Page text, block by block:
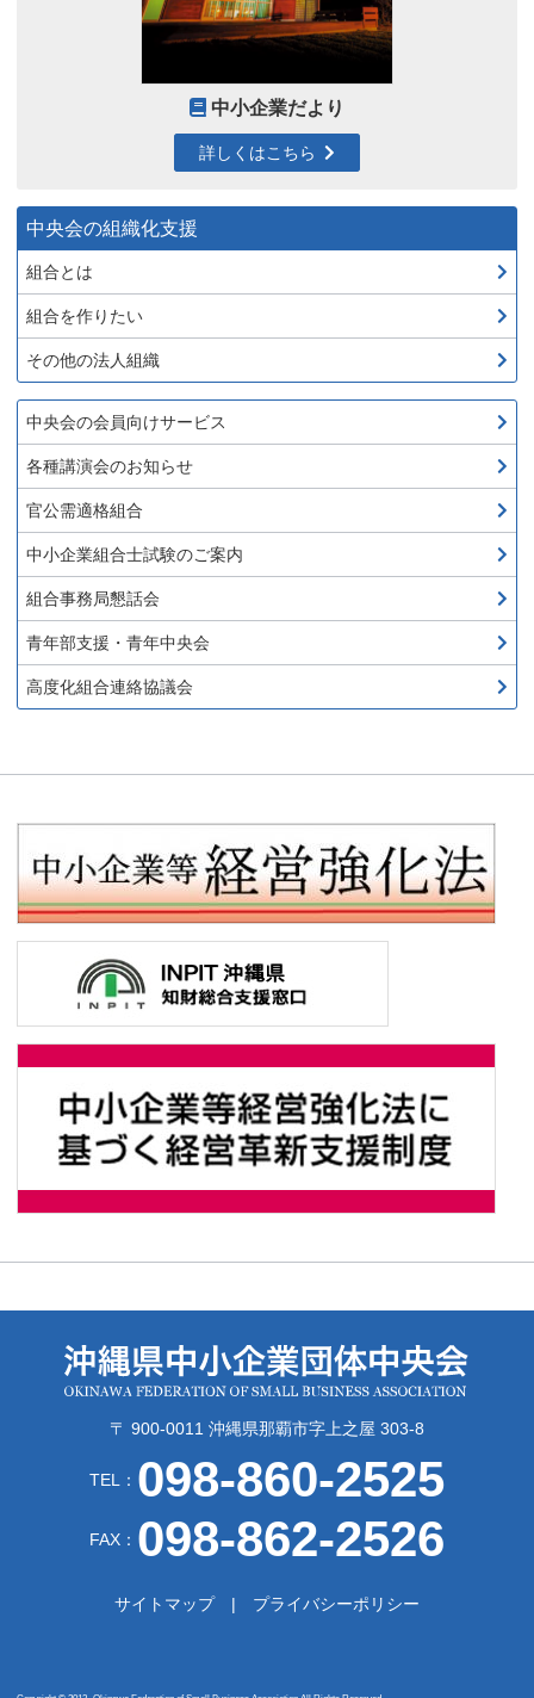
中小企業だより
詳しくはこちら
中央会の組織化支援
組合とは
組合を作りたい
その他の法人組織
中央会の会員向けサービス
各種講演会のお知らせ
官公需適格組合
中小企業組合士試験のご案内
組合事務局懇話会
青年部支援・青年中央会
高度化組合連絡協議会
〒 900-0011 沖縄県那覇市字上之屋 303-8
TEL： 098-860-2525
FAX： 098-862-2526
サイトマップ プライバシーポリシー